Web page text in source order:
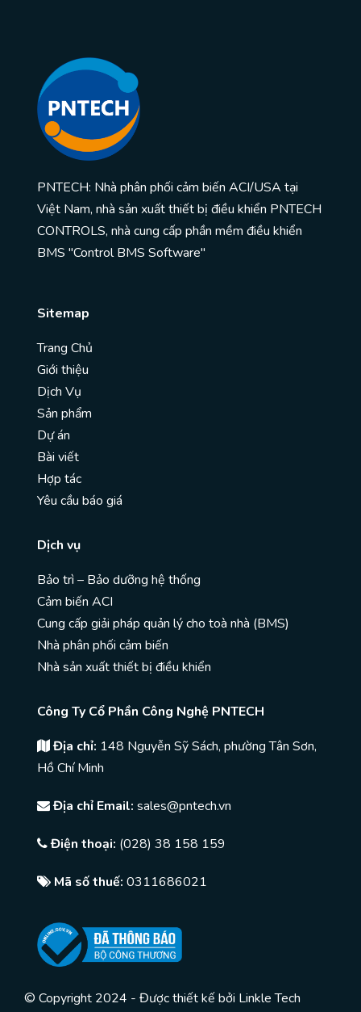
PNTECH: Nhà phân phối cảm biến ACI/USA tại
Việt Nam, nhà sản xuất thiết bị điều khiển PNTECH
CONTROLS, nhà cung cấp phần mềm điều khiển
BMS "Control BMS Software"
Sitemap
Trang Chủ
Giới thiệu
Dịch Vụ
Sản phẩm
Dự án
Bài viết
Hợp tác
Yêu cầu báo giá
Dịch vụ
Bảo trì – Bảo dưỡng hệ thống
Cảm biến ACI
Cung cấp giải pháp quản lý cho toà nhà (BMS)
Nhà phân phối cảm biến
Nhà sản xuất thiết bị điều khiển
Công Ty Cổ Phần Công Nghệ PNTECH
Địa chỉ: 148 Nguyễn Sỹ Sách, phường Tân Sơn,
Hồ Chí Minh
Địa chỉ Email: sales@pntech.vn
Điện thoại: (028) 38 158 159
Mã số thuế: 0311686021
© Copyright 2024 - Được thiết kế bởi Linkle Tech